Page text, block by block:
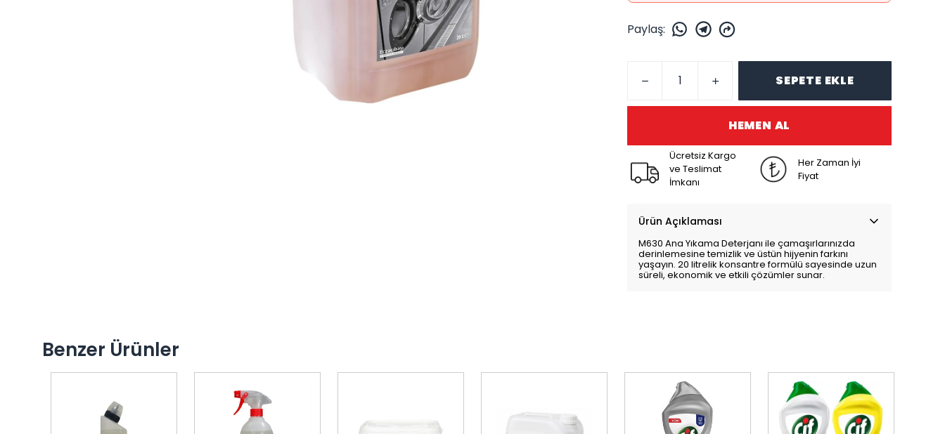
Paylaş:
SEPETE EKLE
HEMEN AL
Ücretsiz Kargo
ve Teslimat
İmkanı
Her Zaman İyi
Fiyat
Ürün Açıklaması
M630 Ana Yıkama Deterjanı ile çamaşırlarınızda
derinlemesine temizlik ve üstün hijyenin farkını
yaşayın. 20 litrelik konsantre formülü sayesinde uzun
süreli, ekonomik ve etkili çözümler sunar.
Benzer Ürünler